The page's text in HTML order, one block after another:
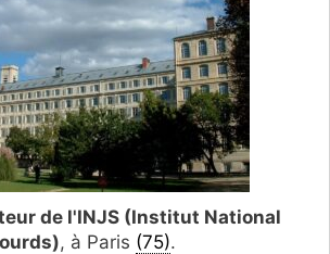
de l'INJS (Institut National
, à Paris (75).